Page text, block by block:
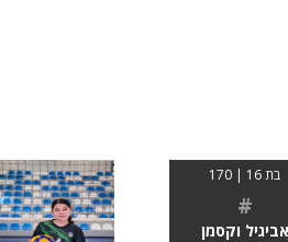
בת 16 | 170
#
אביגיל וקסמן